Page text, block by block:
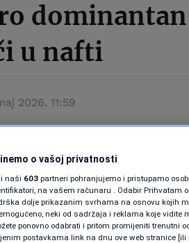
u nafti
2026. 11:59
o vašoj privatnosti
naši 603 partneri pohranjujemo i pristupamo
na vašem računaru . Odabir Prihvatam
dolje prikazanim svrhama na osnovu kojih
neki od sadržaja i reklama koje vidite
ponovno odabrati i pritom promijeniti trenutni
postavkama link na dnu ove web stranice